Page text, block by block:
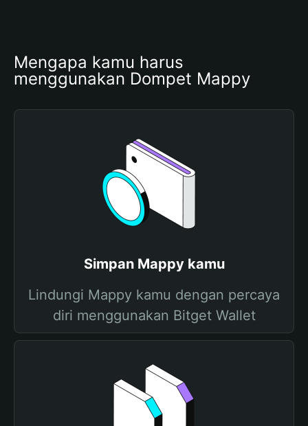
Mengapa kamu harus
menggunakan Dompet Mappy
Simpan Mappy kamu
Lindungi Mappy kamu dengan percaya
diri menggunakan Bitget Wallet